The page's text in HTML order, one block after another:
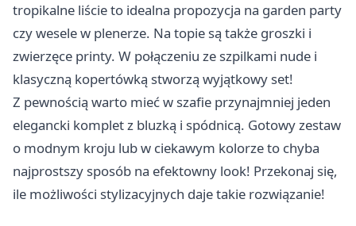
tropikalne liście to idealna propozycja na garden party
czy wesele w plenerze. Na topie są także groszki i
zwierzęce printy. W połączeniu ze szpilkami nude i
klasyczną kopertówką stworzą wyjątkowy set!
Z pewnością warto mieć w szafie przynajmniej jeden
elegancki komplet z bluzką i spódnicą. Gotowy zestaw
o modnym kroju lub w ciekawym kolorze to chyba
najprostszy sposób na efektowny look! Przekonaj się,
ile możliwości stylizacyjnych daje takie rozwiązanie!